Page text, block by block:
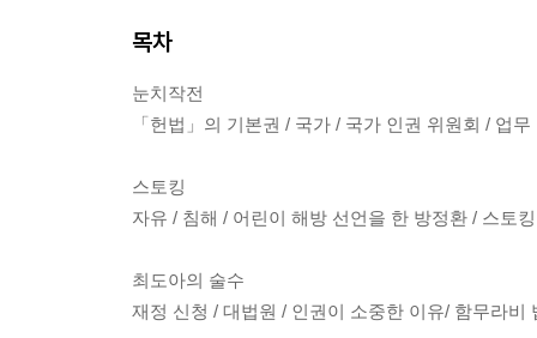
목차
눈치작전
「헌법」의 기본권 / 국가 / 국가 인권 위원회 / 업
스토킹
자유 / 침해 / 어린이 해방 선언을 한 방정환 / 스토
최도아의 술수
재정 신청 / 대법원 / 인권이 소중한 이유/ 함무라비